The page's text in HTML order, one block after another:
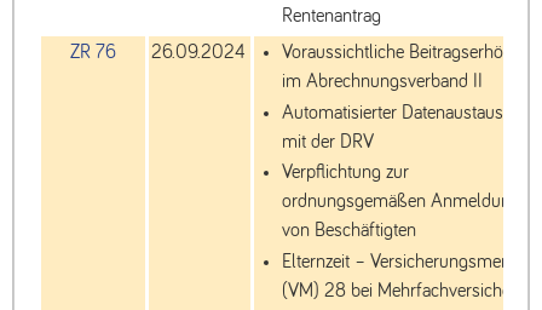
Rentenantrag
ZR 76
26.09.2024
Voraussichtliche Beitragserhöhung
im Abrechnungsverband II
Automatisierter Datenaustausch
mit der DRV
Verpflichtung zur
ordnungsgemäßen Anmeldung
von Beschäftigten
Elternzeit –
(VM) 28 bei Mehrfachversicherten